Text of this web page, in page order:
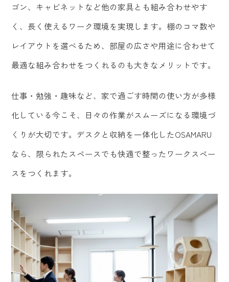
ゴン、キャビネットなど他の家具とも組み合わせやす
く、長く使えるワーク環境を実現します。棚のコマ数や
レイアウトを選べるため、部屋の広さや用途に合わせて
最適な組み合わせをつくれるのも大きなメリットです。
仕事・勉強・趣味など、家で過ごす時間の使い方が多様
化している今こそ、日々の作業がスムーズになる環境づ
くりが大切です。デスクと収納を一体化したOSAMARU
なら、限られたスペースでも快適で整ったワークスペー
スをつくれます。